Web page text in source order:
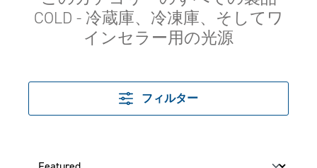
COLD - 冷蔵庫、冷凍庫、そしてワ
インセラー用の光源
フィルター